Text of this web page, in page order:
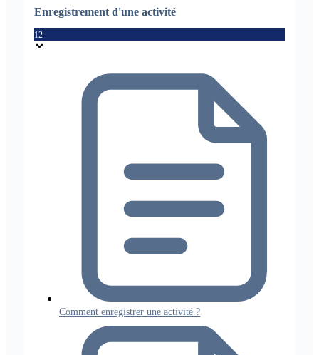
Enregistrement d'une activité
12
Comment enregistrer une activité ?